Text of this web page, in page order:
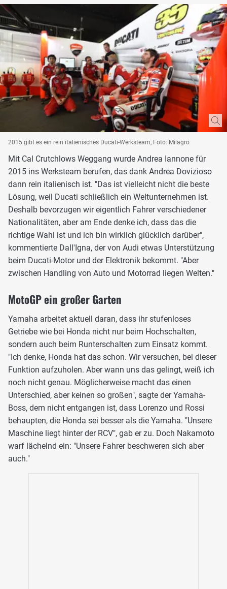
2015 gibt es ein rein italienisches Ducati-Werksteam, Foto: Milagro
Mit Cal Crutchlows Weggang wurde Andrea Iannone für
2015 ins Werksteam berufen, das dank Andrea Dovizioso
dann rein italienisch ist. "Das ist vielleicht nicht die beste
Lösung, weil Ducati schließlich ein Weltunternehmen ist.
Deshalb bevorzugen wir eigentlich Fahrer verschiedener
Nationalitäten, aber am Ende denke ich, dass das die
richtige Wahl ist und ich bin wirklich glücklich darüber",
kommentierte Dall'Igna, der von Audi etwas Unterstützung
beim Ducati-Motor und der Elektronik bekommt. "Aber
zwischen Handling von Auto und Motorrad liegen Welten."
MotoGP ein großer Garten
Yamaha arbeitet aktuell daran, dass ihr stufenloses
Getriebe wie bei Honda nicht nur beim Hochschalten,
sondern auch beim Runterschalten zum Einsatz kommt.
"Ich denke, Honda hat das schon. Wir versuchen, bei dieser
Funktion aufzuholen. Aber wann uns das gelingt, weiß ich
noch nicht genau. Möglicherweise macht das einen
Unterschied, aber keinen so großen", sagte der Yamaha-
Boss, dem nicht entgangen ist, dass Lorenzo und Rossi
behaupten, die Honda sei besser als die Yamaha. "Unsere
Maschine liegt hinter der RCV", gab er zu. Doch Nakamoto
warf lächelnd ein: "Unsere Fahrer beschweren sich aber
auch."